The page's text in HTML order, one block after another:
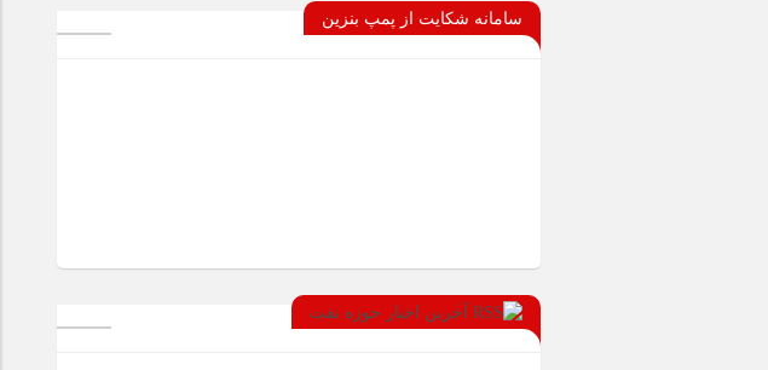
سامانه شکایت از پمپ بنزین
آخرین اخبار حوزه نفت